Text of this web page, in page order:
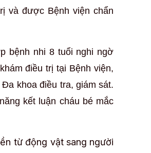
và được Bệnh viện chẩn
bệnh nhi 8 tuổi nghi ngờ
điều trị tại Bệnh viện,
khoa điều tra, giám sát.
kết luận cháu bé mắc
từ động vật sang người